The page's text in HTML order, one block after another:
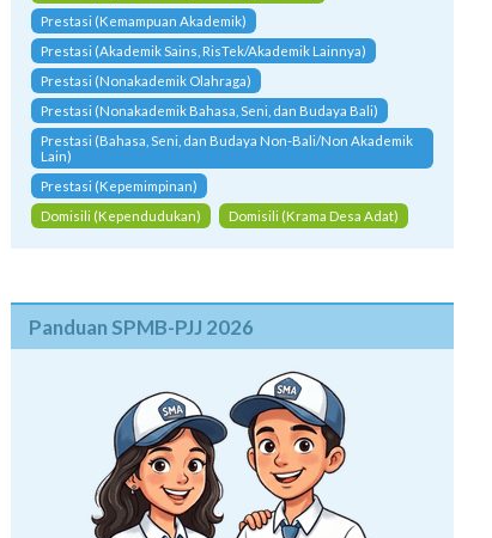
Prestasi (Kemampuan Akademik)
Prestasi (Akademik Sains, RisTek/Akademik Lainnya)
Prestasi (Nonakademik Olahraga)
Prestasi (Nonakademik Bahasa, Seni, dan Budaya Bali)
Prestasi (Bahasa, Seni, dan Budaya Non-Bali/Non Akademik
Lain)
Prestasi (Kepemimpinan)
Domisili (Kependudukan)
Domisili (Krama Desa Adat)
Panduan SPMB-PJJ 2026